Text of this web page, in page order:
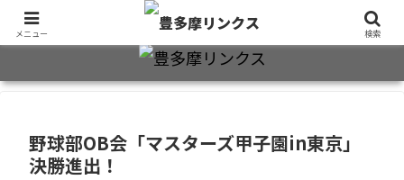
旧制十三中・都立豊多摩高卒業生2万7千人のための同窓会公式サイト
野球部OB会「マスターズ甲子園in東京」
決勝進出！
メニュー 検索